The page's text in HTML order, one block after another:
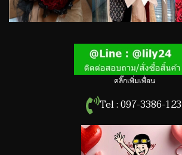
คลิ๊กเพิ่มเพื่อน
Tel : 097-3386-123